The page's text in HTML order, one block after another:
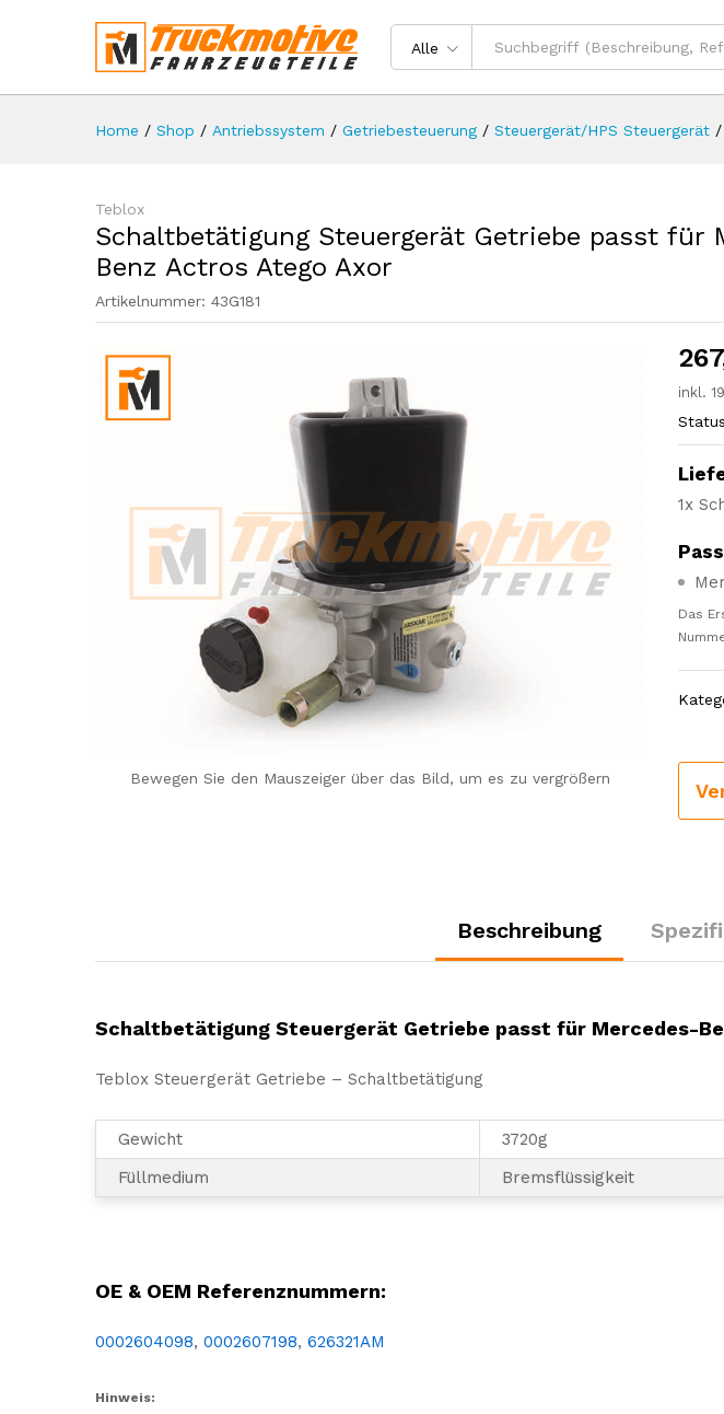
Alle
Home / Shop / Antriebssystem / Getriebesteuerung / Steuergerät/HPS Steuergerät /
Teblox
Schaltbetätigung Steuergerät Getriebe passt für
Benz Actros Atego Axor
Artikelnummer: 43G181
Bewegen Sie den Mauszeiger über das Bild, um es zu vergrößern
inkl.
1x
Das
Beschreibung
Schaltbetätigung Steuergerät Getriebe passt für Mercedes-
Teblox Steuergerät Getriebe – Schaltbetätigung
Gewicht
3720g
Füllmedium
Bremsflüssigkeit
OE & OEM Referenznummern:
0002604098, 0002607198, 626321AM
Hinweis:
Beschreibung Spezifikation